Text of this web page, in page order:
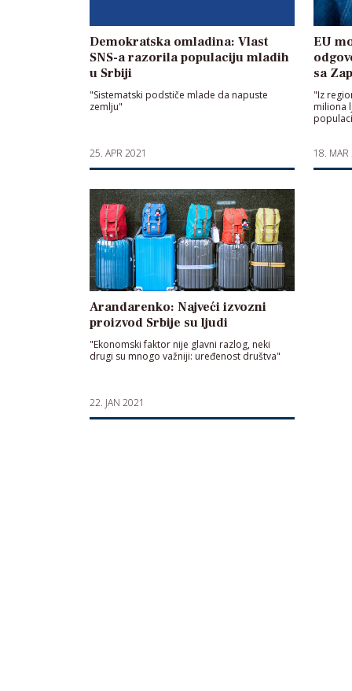
Demokratska omladina: Vlast
SNS-a razorila populaciju mladih
u Srbiji
"Sistematski podstiče mlade da napuste
zemlju"
25. APR 2021
EU
sa
"Iz
miliona
18. MAR
Arandarenko: Najveći izvozni
proizvod Srbije su ljudi
"Ekonomski faktor nije glavni razlog, neki
drugi su mnogo važniji: uređenost društva"
22. JAN 2021